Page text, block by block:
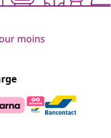
moins